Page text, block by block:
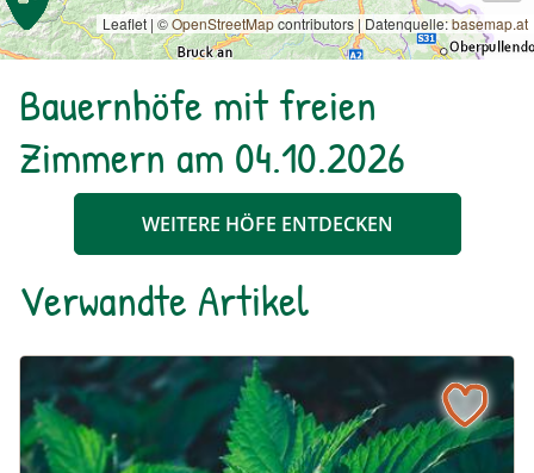
Leaflet | ©OpenStreetMapcontributors | Datenquelle:basemap.at
Bauernhöfe mit freien
Zimmern am 04.10.2026
WEITERE HÖFE ENTDECKEN
Verwandte Artikel
Die Brennnessel – Kratzbürstige Perle im Garten